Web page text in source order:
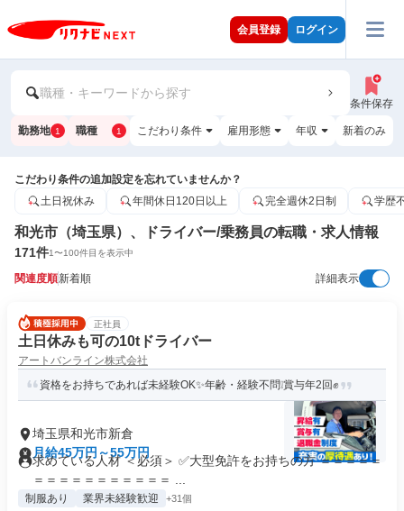
会員登録 ログイン
職種・キーワードから探す
条件保存
勤務地 1 職種 1 こだわり条件 雇用形態 年収 新着のみ
こだわり条件の追加設定を忘れていませんか？
土日祝休み
年間休日120日以上 完全週休2日制 学歴
和光市（埼玉県）、ドライバー/乗務員の転職・求人情報
171件1〜100件目を表示中
関連度順新着順 詳細表示
正社員
土日休みも可の10tドライバー
アートバンライン株式会社
資格をお持ちであれば未経験OK✨年齢・経験不問❕賞与年2回✊
埼玉県和光市新倉
月給45万円～55万円
求めている人材 ＜必須＞ ✅大型免許をお持ちの方 ＝＝＝＝＝
＝＝＝＝＝＝＝＝＝＝＝ ...
制服あり 業界未経験歓迎 +31個